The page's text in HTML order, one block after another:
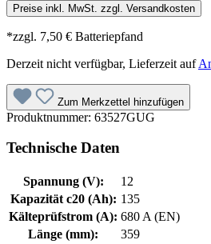
Preise inkl. MwSt. zzgl. Versandkosten
*zzgl. 7,50 € Batteriepfand
Derzeit nicht verfügbar, Lieferzeit auf
Zum Merkzettel hinzufügen
Produktnummer: 63527GUG
Technische Daten
Spannung (V):
12
Kapazität c20 (Ah): 135
Kälteprüfstrom (A): 680 A (EN)
Länge (mm):
359